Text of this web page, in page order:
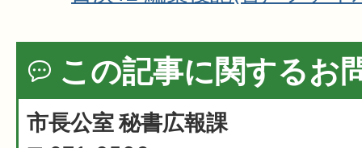
この記事に関するお
市長公室 秘書広報課